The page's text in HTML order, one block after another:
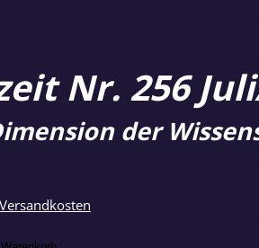
Nr. 256
Versandkosten
der